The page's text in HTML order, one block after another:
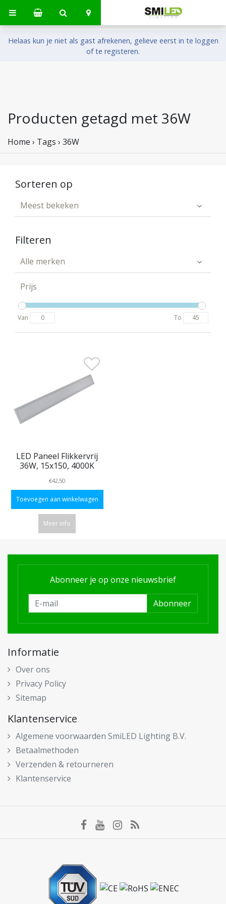
Helaas kun je niet als gast afrekenen, gelieve eerst in te loggen
of te registeren.
Producten getagd met 36W
Home › Tags › 36W
Sorteren op
Meest bekeken
Filteren
Alle merken
Prijs
Van To
LED Paneel Flikkervrij
36W, 15x150, 4000K
€42,50
Toevoegen aan winkelwagen
Meer info
Abonneer je op onze nieuwsbrief
Abonneer
Informatie
Over ons
Privacy Policy
Sitemap
Klantenservice
Algemene voorwaarden SmiLED Lighting B.V.
Betaalmethoden
Verzenden & retourneren
Klantenservice